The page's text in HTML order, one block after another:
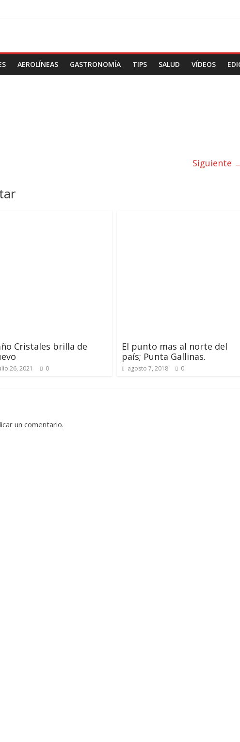
AEROLÍNEAS GASTRONOMÍA TIPS SALUD VÍDEOS
Siguiente
Cristales brilla de
26, 2021 0
El punto mas al norte del
país; Punta Gallinas.
agosto 7, 2018 0
un comentario.